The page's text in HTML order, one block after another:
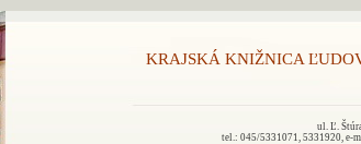
KRAJSKÁ KNIŽNICA
ul. Ľ.
tel.: 045/5331071, 5331920, e-